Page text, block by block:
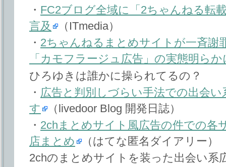
・ FC2ブログ全域に「2ちゃんねる転
言及
（ITmedia）
・ 2ちゃんねるまとめサイトが一斉謝
「カモフラージュ広告」の実態明らか
ひろゆきは誰かに操られてるの？
・ 広告と判別しづらい手法での出会
す
（livedoor Blog 開発日誌）
・ 2chまとめサイト風広告の件での各
店まとめ
（はてな匿名ダイアリー）
2chのまとめサイトを装った出会い系